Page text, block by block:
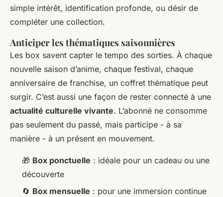
simple intérêt, identification profonde, ou désir de
compléter une collection.
Anticiper les thématiques saisonnières
Les box savent capter le tempo des sorties. À chaque
nouvelle saison d’anime, chaque festival, chaque
anniversaire de franchise, un coffret thématique peut
surgir. C’est aussi une façon de rester connecté à une
actualité culturelle vivante. L’abonné ne consomme
pas seulement du passé, mais participe - à sa
manière - à un présent en mouvement.
🎁 Box ponctuelle : idéale pour un cadeau ou une
découverte
🔄 Box mensuelle : pour une immersion continue